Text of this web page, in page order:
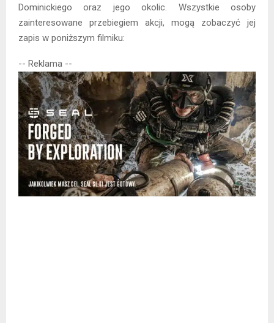
Dominickiego oraz jego okolic. Wszystkie osoby
zainteresowane przebiegiem akcji, mogą zobaczyć jej
zapis w poniższym filmiku:
-- Reklama --